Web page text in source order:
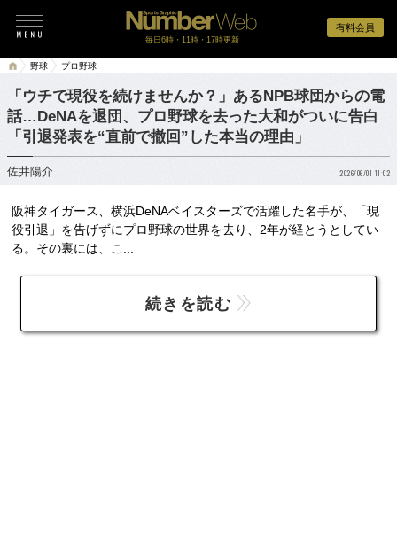
有料会員
毎日6時・11時・17時更新
野球 プロ野球
「ウチで現役を続けませんか？」あるNPB球団からの電
話…DeNAを退団、プロ野球を去った大和がついに告白
「引退発表を“直前で撤回”した本当の理由」
佐井陽介 2026/06/01 11:02
阪神タイガース、横浜DeNAベイスターズで活躍した名手が、「現
役引退」を告げずにプロ野球の世界を去り、2年が経とうとしてい
る。その裏には、こ...
続きを読む